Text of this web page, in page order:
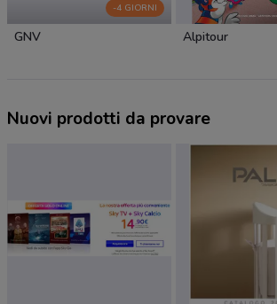
-4 GIORNI
GNV Alpitour
Nuovi prodotti da provare